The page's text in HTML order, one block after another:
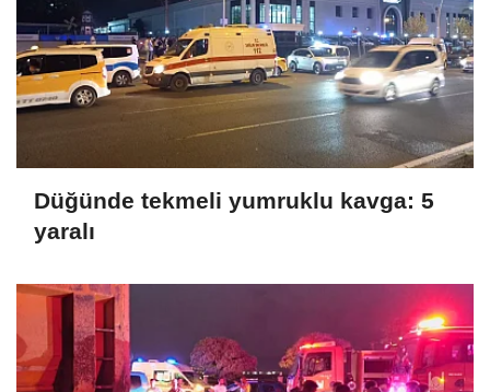
Düğünde tekmeli yumruklu kavga: 5
yaralı